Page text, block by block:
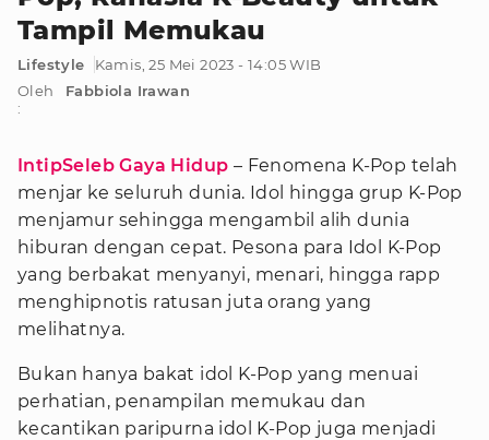
Tampil Memukau
Lifestyle
Kamis, 25 Mei 2023 - 14:05 WIB
Oleh
:
Fabbiola Irawan
IntipSeleb Gaya Hidup – Fenomena K-Pop telah
menjar ke seluruh dunia. Idol hingga grup K-Pop
menjamur sehingga mengambil alih dunia
hiburan dengan cepat. Pesona para Idol K-Pop
yang berbakat menyanyi, menari, hingga rapp
menghipnotis ratusan juta orang yang
melihatnya.
Bukan hanya bakat idol K-Pop yang menuai
perhatian, penampilan memukau dan
kecantikan paripurna idol K-Pop juga menjadi